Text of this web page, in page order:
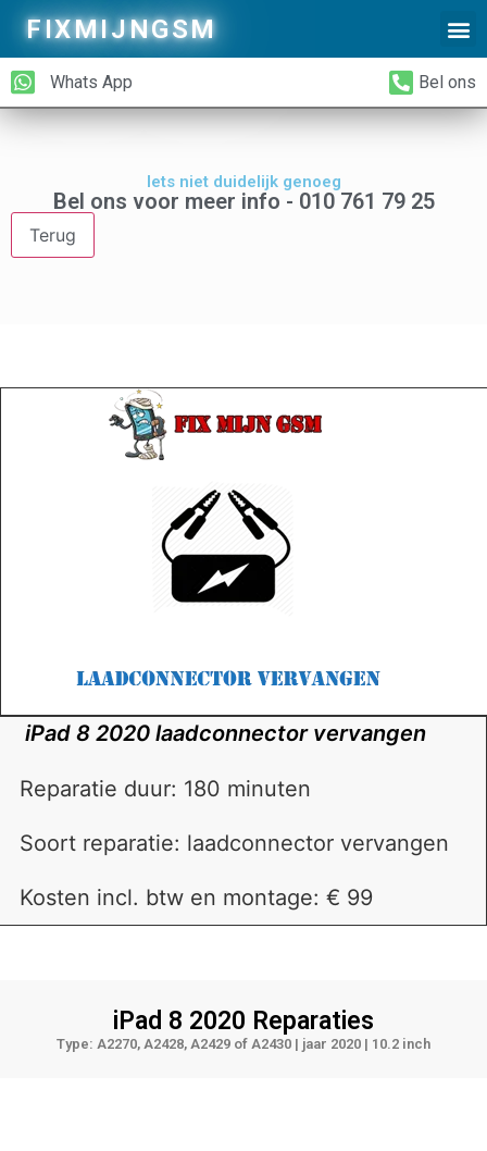
FIXMIJNGSM
Whats App Bel ons
Iets niet duidelijk genoeg
Bel ons voor meer info - 010 761 79 25
Terug
iPad 8 2020 laadconnector vervangen
Reparatie duur: 180 minuten
Soort reparatie: laadconnector vervangen
Kosten incl. btw en montage: € 99
iPad 8 2020 Reparaties
Type: A2270, A2428, A2429 of A2430 | jaar 2020 | 10.2 inch